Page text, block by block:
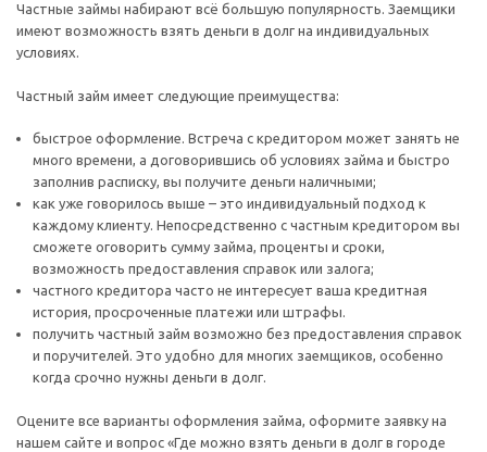
Частные займы набирают всё большую популярность. Заемщики
имеют возможность взять деньги в долг на индивидуальных
условиях.
Частный займ имеет следующие преимущества:
быстрое оформление. Встреча с кредитором может занять не
много времени, а договорившись об условиях займа и быстро
заполнив расписку, вы получите деньги наличными;
как уже говорилось выше – это индивидуальный подход к
каждому клиенту. Непосредственно с частным кредитором вы
сможете оговорить сумму займа, проценты и сроки,
возможность предоставления справок или залога;
частного кредитора часто не интересует ваша кредитная
история, просроченные платежи или штрафы.
получить частный займ возможно без предоставления справок
и поручителей. Это удобно для многих заемщиков, особенно
когда срочно нужны деньги в долг.
Оцените все варианты оформления займа, оформите заявку на
нашем сайте и вопрос «Где можно взять деньги в долг в городе